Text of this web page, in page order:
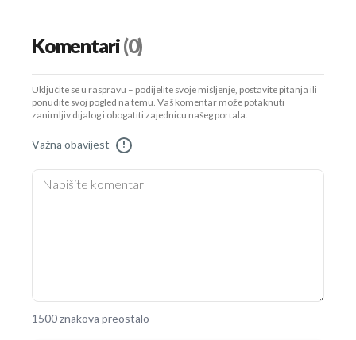
Komentari(0)
Uključite se u raspravu – podijelite svoje mišljenje, postavite pitanja ili
ponudite svoj pogled na temu. Vaš komentar može potaknuti
zanimljiv dijalog i obogatiti zajednicu našeg portala.
Važna obavijest !
1500 znakova preostalo